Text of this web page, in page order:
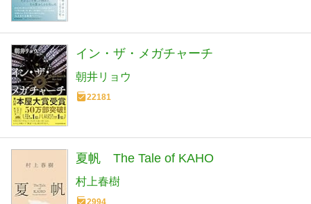
イン・ザ・メガチャーチ
朝井リョウ
22181
夏帆 The Tale of KAHO
村上春樹
2994